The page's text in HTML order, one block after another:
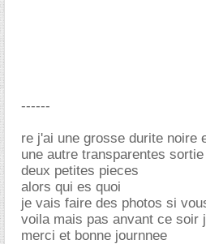
------
re j'ai une grosse durite noire
une autre transparentes
deux petites pieces
alors qui es quoi
je vais faire des photos si
voila mais pas anvant ce soir
merci et bonne journnee